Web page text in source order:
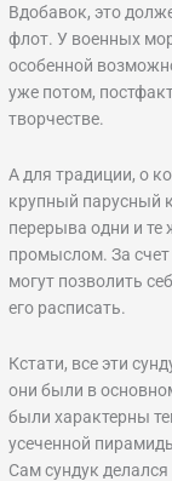
Вдобавок, это
флот. У военных
особенной
уже потом,
творчестве.
А для традиции, о
крупный парусный
перерыва одни и
промыслом. За счет
могут позволить
его расписать.
Кстати, все эти
они были в
были характерны
усеченной
Сам сундук